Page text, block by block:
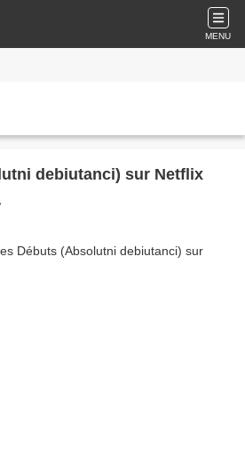
MENU
debiutanci) sur Netflix